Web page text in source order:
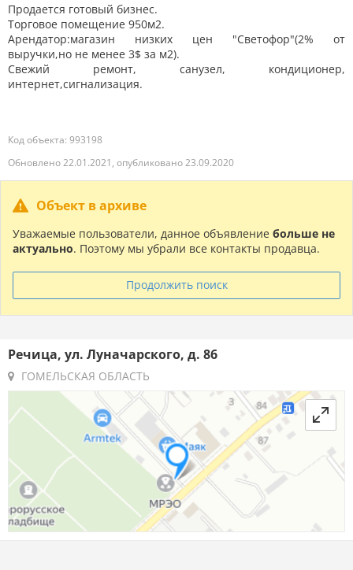
Продается готовый бизнес.
Торговое помещение 950м2.
Арендатор:магазин низких цен "Светофор"(2% от
выручки,но не менее 3$ за м2).
Свежий ремонт, санузел, кондиционер,
интернет,сигнализация.
Код объекта: 993198
Обновлено 22.01.2021, опубликовано 23.09.2020
Объект в архиве
Уважаемые пользователи, данное объявление больше не
актуально. Поэтому мы убрали все контакты продавца.
Продолжить поиск
Речица, ул. Луначарского, д. 86
ГОМЕЛЬСКАЯ ОБЛАСТЬ